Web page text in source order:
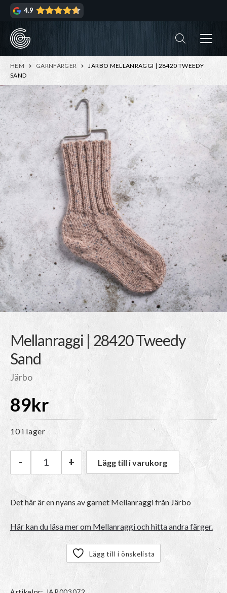
Hoppa
navigering
Hoppa
innehåll
4.9
HEM GARNFÄRGER
JÄRBO MELLANRAGGI | 28420 TWEEDY
SAND
Mellanraggi | 28420 Tweedy
Sand
Järbo
89kr
10 i lager
Järbo Mellanraggi | 28420 Tweedy Sand mängd
- + Lägg till i varukorg
Det här är en nyans av garnet Mellanraggifrån Järbo
Här kan du läsa mer om Mellanraggi och hitta andra färger.
Lägg till i önskelista